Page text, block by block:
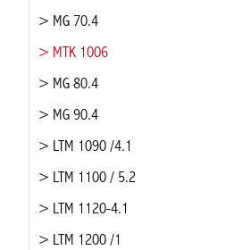
> MG 70.4
> MTK 1006
> MG 80.4
> MG 90.4
> LTM 1090 /4.1
> LTM 1100 / 5.2
> LTM 1120-4.1
> LTM 1200 /1